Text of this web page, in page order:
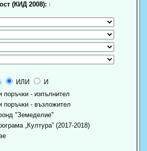
(КИД 2008): ℹ
ℹ ИЛИ
И
поръчки - изпълнител
поръчки - възложител
"Земеделие"
„Култура” (2017-2018)